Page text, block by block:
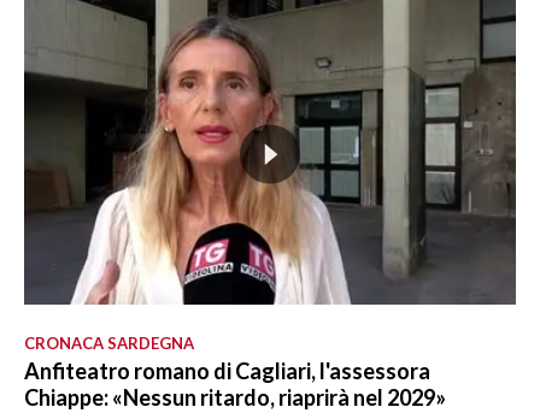
CRONACA SARDEGNA
Anfiteatro romano di Cagliari, l'assessora
Chiappe: «Nessun ritardo, riaprirà nel 2029»